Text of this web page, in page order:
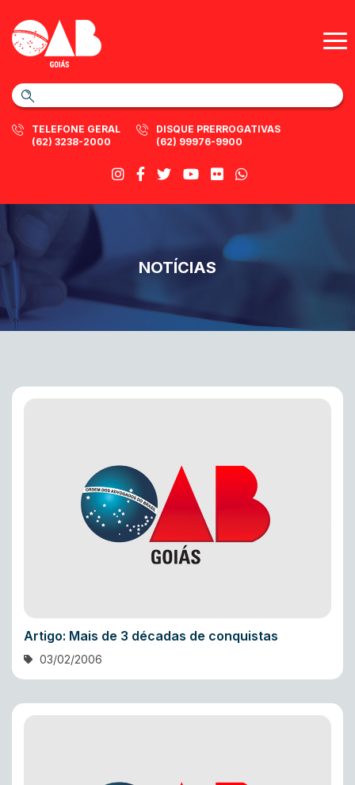
TELEFONE GERAL
(62) 3238-2000
DISQUE PRERROGATIVAS
(62) 99976-9900
NOTÍCIAS
Artigo: Mais de 3 décadas de conquistas
03/02/2006